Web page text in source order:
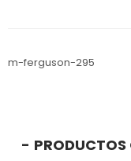
m-ferguson-295
PRODUCTOS